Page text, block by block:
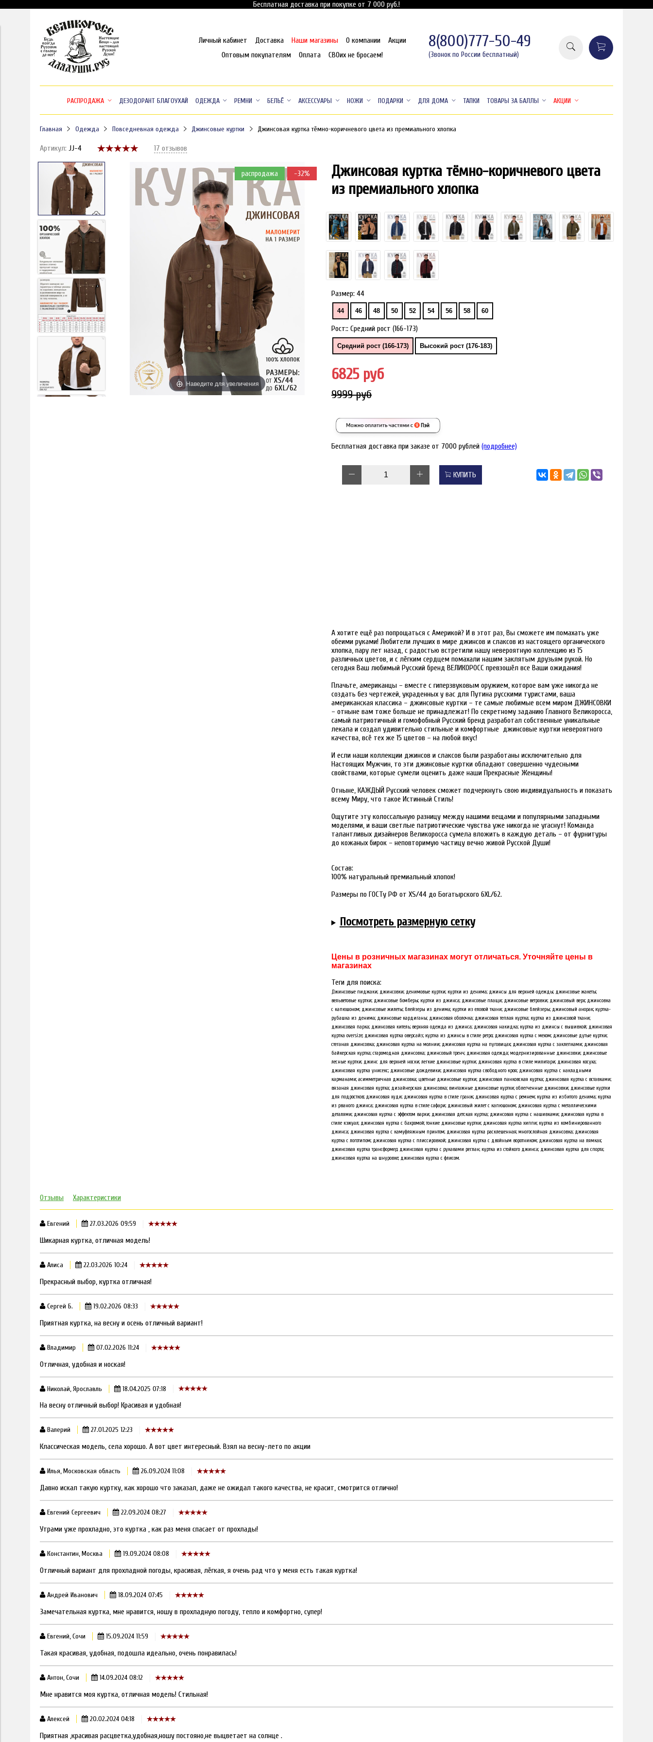
Бесплатная доставка при покупке от 7 000 руб.!
Личный кабинет Доставка Наши магазины О компании
Акции
Оптовым покупателям
Оплата СВОих не бросаем!
8(800)777-50-49
(Звонок по России бесплатный)
РАСПРОДАЖА ДЕЗОДОРАНТ БЛАГОУХАЙ ОДЕЖДА РЕМНИ БЕЛЬЁ АКСЕССУАРЫ НОЖИ ПОДАРКИ ДЛЯ ДОМА ТАПКИ ТОВАРЫ ЗА БАЛЛЫ АКЦИИ
Главная Одежда Повседневная одежда Джинсовые куртки Джинсовая куртка тёмно-коричневого цвета из премиального хлопка
Артикул: JJ-4 17 отзывов
распродажа -32%
Наведите для увеличения
распродажа -32%
Джинсовая куртка тёмно-коричневого цвета
из премиального хлопка
Размер: 44
44 46 48 50 52 54 56 58 60
Рост:: Средний рост (166-173)
Средний рост (166-173) Высокий рост (176-183)
6825 руб
9999 руб
Бесплатная доставка при заказе от 7000 рублей (подробнее)
КУПИТЬ
А хотите ещё раз попрощаться с Америкой? И в этот раз, Вы сможете им помахать уже
обеими руками! Любители лучших в мире джинсов и слаксов из настоящего органического
хлопка, пару лет назад, с радостью встретили нашу невероятную коллекцию из 15
различных цветов, и с лёгким сердцем помахали нашим заклятым друзьям рукой. Но
сегодня Ваш любимый Русский бренд ВЕЛИКОРОСС превзошёл все Ваши ожидания!
Плачьте, американцы – вместе с гиперзвуковым оружием, которое вам уже никогда не
создать без чертежей, украденных у вас для Путина русскими туристами, ваша
американская классика – джинсовые куртки – те самые любимые всем миром ДЖИНСОВКИ
– отныне вам тоже больше не принадлежат! По секретному заданию Главного Великоросса,
самый патриотичный и гомофобный Русский бренд разработал собственные уникальные
лекала и создал удивительно стильные и комфортные джинсовые куртки невероятного
качества, всё тех же 15 цветов – на любой вкус!
И если наши коллекции джинсов и слаксов были разработаны исключительно для
Настоящих Мужчин, то эти джинсовые куртки обладают совершенно чудесными
свойствами, которые сумели оценить даже наши Прекрасные Женщины!
Отныне, КАЖДЫЙ Русский человек сможет подчеркнуть свою индивидуальность и показать
всему Миру, что такое Истинный Стиль!
Ощутите эту колоссальную разницу между нашими вещами и популярными западными
моделями, и ваши светлые патриотические чувства уже никогда не угаснут! Команда
талантливых дизайнеров Великоросса сумела вложить в каждую деталь – от фурнитуры
до кожаных бирок – неповторимую частицу вечно живой Русской Души!
Состав:
100% натуральный премиальный хлопок!
Размеры по ГОСТу РФ от XS/44 до Богатырского 6XL/62.
Посмотреть размерную сетку
Цены в розничных магазинах могут отличаться. Уточняйте цены в
магазинах
Теги для поиска:
Джинсовые пиджаки; джинсовки; денимовые куртки; куртки из денима; джинсы для верхней одежды; джинсовые жакеты;
вельветовые куртки; джинсовые бомберы; куртки из джинса; джинсовые плащи; джинсовые ветровки; джинсовый верх; джинсовка
с капюшоном; джинсовые жилеты; блейзеры из денима; куртки из еловой ткани; джинсовые блейзеры; джинсовый анорак; куртка-
рубашка из денима; джинсовые кардиганы; джинсовая оболочка; джинсовая теплая куртка; куртка из джинсовой ткани;
джинсовая парка; джинсовая китель; верхняя одежда из джинса; джинсовая накидка; куртка из джинсы с вышивкой; джинсовая
куртка oversize; джинсовая куртка оверсайз; куртка из джинсы в стиле ретро; джинсовая куртка с мехом; джинсовые дутые куртки;
стеганая джинсовка; джинсовая куртка на молнии; джинсовая куртка на пуговицах; джинсовая куртка с заклепками; джинсовая
байкерская куртка; старомодная джинсовка; джинсовый тренч; джинсовая одежда; модернизированные джинсовки; джинсовые
лесные куртки; джинс для верхней носки; легкие джинсовые куртки; джинсовая куртка в стиле милитари; джинсовая косуха;
джинсовая куртка унисекс; джинсовые дождевики; джинсовая куртка свободного кроя; джинсовая куртка с накладными
карманами; асимметричная джинсовка; цветные джинсовые куртки; джинсовая панковская куртка; джинсовая куртка с вставками;
вязаная джинсовая куртка; дизайнерская джинсовка; винтажные джинсовые куртки; облегченные джинсовки; джинсовые куртки
для подростков; джинсовая худи; джинсовая куртка в стиле гранж; джинсовая куртка с ремнем; куртка из избитого денима; куртка
из рваного джинса; джинсовая куртка в стиле сафари; джинсовый жилет с капюшоном; джинсовая куртка с металлическими
деталями; джинсовая куртка с эффектом варки; джинсовая детская куртка; джинсовая куртка с нашивками; джинсовая куртка в
стиле кэжуал; джинсовая куртка с бахромой; тонкие джинсовые куртки; джинсовая куртка хиппи; куртка из комбинированного
джинса; джинсовая куртка с камуфляжным принтом; джинсовая куртка расклешенная; многослойная джинсовка; джинсовая
куртка с логотипом; джинсовая куртка с плиссировкой; джинсовая куртка с двойным воротником; джинсовая куртка на лямках;
джинсовая куртка трансформер; джинсовая куртка с рукавами реглан; куртка из стойкого джинса; джинсовая куртка для спорта;
джинсовая куртка на шнуровке; джинсовая куртка с флисом.
Отзывы Характеристики
Евгений 27.03.2026 09:59
Шикарная куртка, отличная модель!
Алиса 22.03.2026 10:24
Прекрасный выбор, куртка отличная!
Сергей Б. 19.02.2026 08:33
Приятная куртка, на весну и осень отличный вариант!
Владимир 07.02.2026 11:24
Отличная, удобная и ноская!
Николай, Ярославль 18.04.2025 07:18
На весну отличный выбор! Красивая и удобная!
Валерий 27.01.2025 12:23
Классическая модель, села хорошо. А вот цвет интересный. Взял на весну-лето по акции
Илья, Московская область 26.09.2024 11:08
Давно искал такую куртку, как хорошо что заказал, даже не ожидал такого качества, не красит, смотрится отлично!
Евгений Сергеевич 22.09.2024 08:27
Утрами уже прохладно, это куртка , как раз меня спасает от прохлады!
Константин, Москва 19.09.2024 08:08
Отличный вариант для прохладной погоды, красивая, лёгкая, я очень рад что у меня есть такая куртка!
Андрей Иванович 18.09.2024 07:45
Замечательная куртка, мне нравится, ношу в прохладную погоду, тепло и комфортно, супер!
Евгений, Сочи 15.09.2024 11:59
Такая красивая, удобная, подошла идеально, очень понравилась!
Антон, Сочи 14.09.2024 08:12
Мне нравится моя куртка, отличная модель! Стильная!
Алексей 20.02.2024 04:18
Приятная ,красивая расцветка,удобная,ношу постояно,не выцветает на солнце .